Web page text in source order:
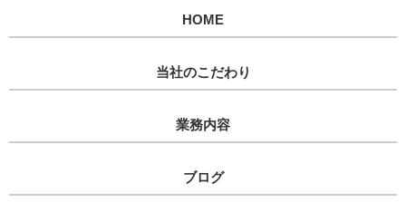
HOME
当社のこだわり
業務内容
ブログ